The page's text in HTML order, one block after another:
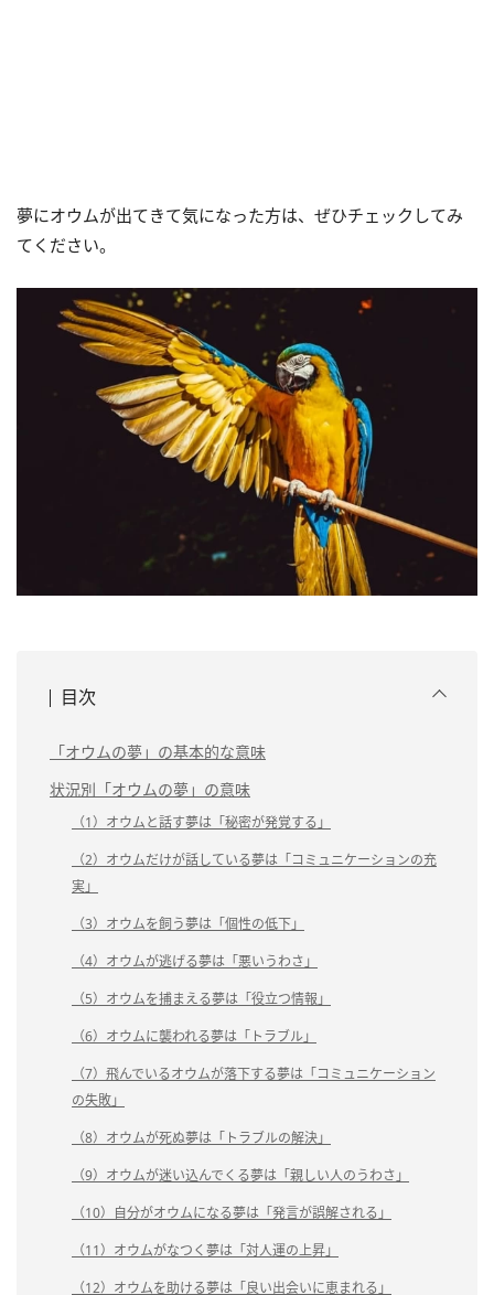
夢にオウムが出てきて気になった方は、ぜひチェックしてみ
てください。
目次
「オウムの夢」の基本的な意味
状況別「オウムの夢」の意味
（1）オウムと話す夢は「秘密が発覚する」
（2）オウムだけが話している夢は「コミュニケーションの充
実」
（3）オウムを飼う夢は「個性の低下」
（4）オウムが逃げる夢は「悪いうわさ」
（5）オウムを捕まえる夢は「役立つ情報」
（6）オウムに襲われる夢は「トラブル」
（7）飛んでいるオウムが落下する夢は「コミュニケーション
の失敗」
（8）オウムが死ぬ夢は「トラブルの解決」
（9）オウムが迷い込んでくる夢は「親しい人のうわさ」
（10）自分がオウムになる夢は「発言が誤解される」
（11）オウムがなつく夢は「対人運の上昇」
（12）オウムを助ける夢は「良い出会いに恵まれる」